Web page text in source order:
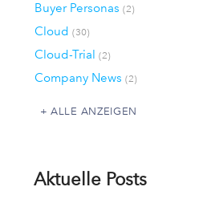
Buyer Personas(2)
Cloud(30)
Cloud-Trial(2)
Company News(2)
ALLE ANZEIGEN
Aktuelle Posts